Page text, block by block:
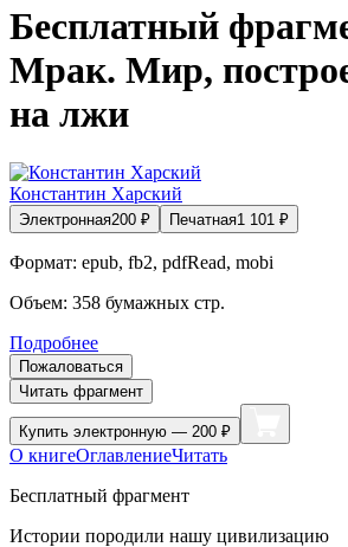
Бесплатный
Мрак. Мир,
на лжи
Константин Харский
Электронная200 ₽ Печатная1 101 ₽
Формат: epub, fb2, pdfRead, mobi
Объем: 358 бумажных стр.
Подробнее
Пожаловаться
Читать фрагмент
Купить электронную — 200 ₽
О книгеОглавлениеЧитать
Бесплатный фрагмент
Истории породили нашу цивилизацию